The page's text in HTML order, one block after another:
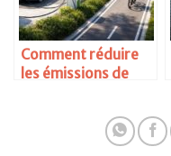
Comment réduire
les émissions de